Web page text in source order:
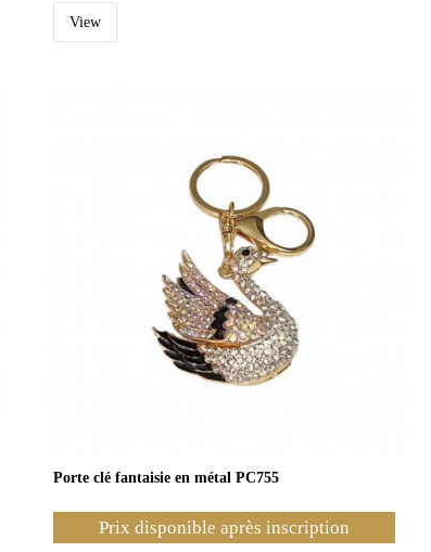
View
Porte clé fantaisie en métal PC755
Prix disponible après inscription